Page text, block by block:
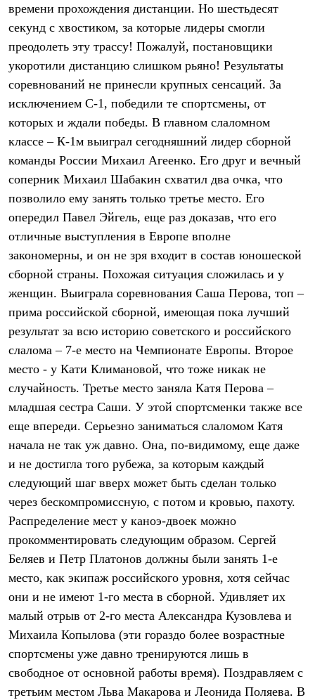
Куртки
Лёгкая одежда
Футболки
Брюки
Софтшелл одежда
Куртки
Куртки
Брюки
Комбинезоны
Термобелье
Палатки и тенты
Палатки
Аксессуары для палаток
Рюкзаки
Экспедиционные
Легкоходные
Альпинистские
Городские
Аксессуары для рюкзаков
Спальные мешки
Пуховые
Комбинированные
С синтетическим утеплителем
Аксессуары для спальников
Баулы
Кошельки
Сумки
Гермомешки
Полезные аксессуары
Книги
Еда
Коврики
Обувь
Женская обувь
Ботинки
Мужская обувь
Кроссовки
Сапоги
Гамаши
Бахилы
Тапочки и чуни
времени прохождения дистанции. Но шестьдесят
секунд с хвостиком, за которые лидеры смогли
преодолеть эту трассу! Пожалуй, постановщики
укоротили дистанцию слишком рьяно! Результаты
соревнований не принесли крупных сенсаций. За
исключением С-1, победили те спортсмены, от
которых и ждали победы. В главном слаломном
классе – К-1м выиграл сегодняшний лидер сборной
команды России Михаил Агеенко. Его друг и вечный
соперник Михаил Шабакин схватил два очка, что
позволило ему занять только третье место. Его
опередил Павел Эйгель, еще раз доказав, что его
отличные выступления в Европе вполне
закономерны, и он не зря входит в состав юношеской
сборной страны. Похожая ситуация сложилась и у
женщин. Выиграла соревнования Саша Перова, топ –
прима российской сборной, имеющая пока лучший
результат за всю историю советского и российского
слалома – 7-е место на Чемпионате Европы. Второе
место - у Кати Климановой, что тоже никак не
случайность. Третье место заняла Катя Перова –
младшая сестра Саши. У этой спортсменки также все
еще впереди. Серьезно заниматься слаломом Катя
начала не так уж давно. Она, по-видимому, еще даже
и не достигла того рубежа, за которым каждый
следующий шаг вверх может быть сделан только
через бескомпромиссную, с потом и кровью, пахоту.
Распределение мест у каноэ-двоек можно
прокомментировать следующим образом. Сергей
Беляев и Петр Платонов должны были занять 1-е
место, как экипаж российского уровня, хотя сейчас
они и не имеют 1-го места в сборной. Удивляет их
малый отрыв от 2-го места Александра Кузовлева и
Михаила Копылова (эти гораздо более возрастные
спортсмены уже давно тренируются лишь в
свободное от основной работы время). Поздравляем с
третьим местом Льва Макарова и Леонида Поляева. В